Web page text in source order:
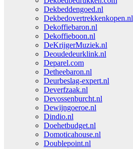
Dekbeddengoed.nl
Dekbedovertrekkenkopen.nl
Dekoffiebaron.nl
Dekoffieboon.nl
DeKrijgerMuziek.nl
Deoudedeurklink.nl
Deparel.com
Detheebaron.nl
Deurbeslag-expert.nl
Deverfzaak.nl
Devossenburcht.nl
Dewijngoeroe.nl
Dindio.nl
Doehetbudget.nl
Domoticahouse.nl
Doublepoint.nl